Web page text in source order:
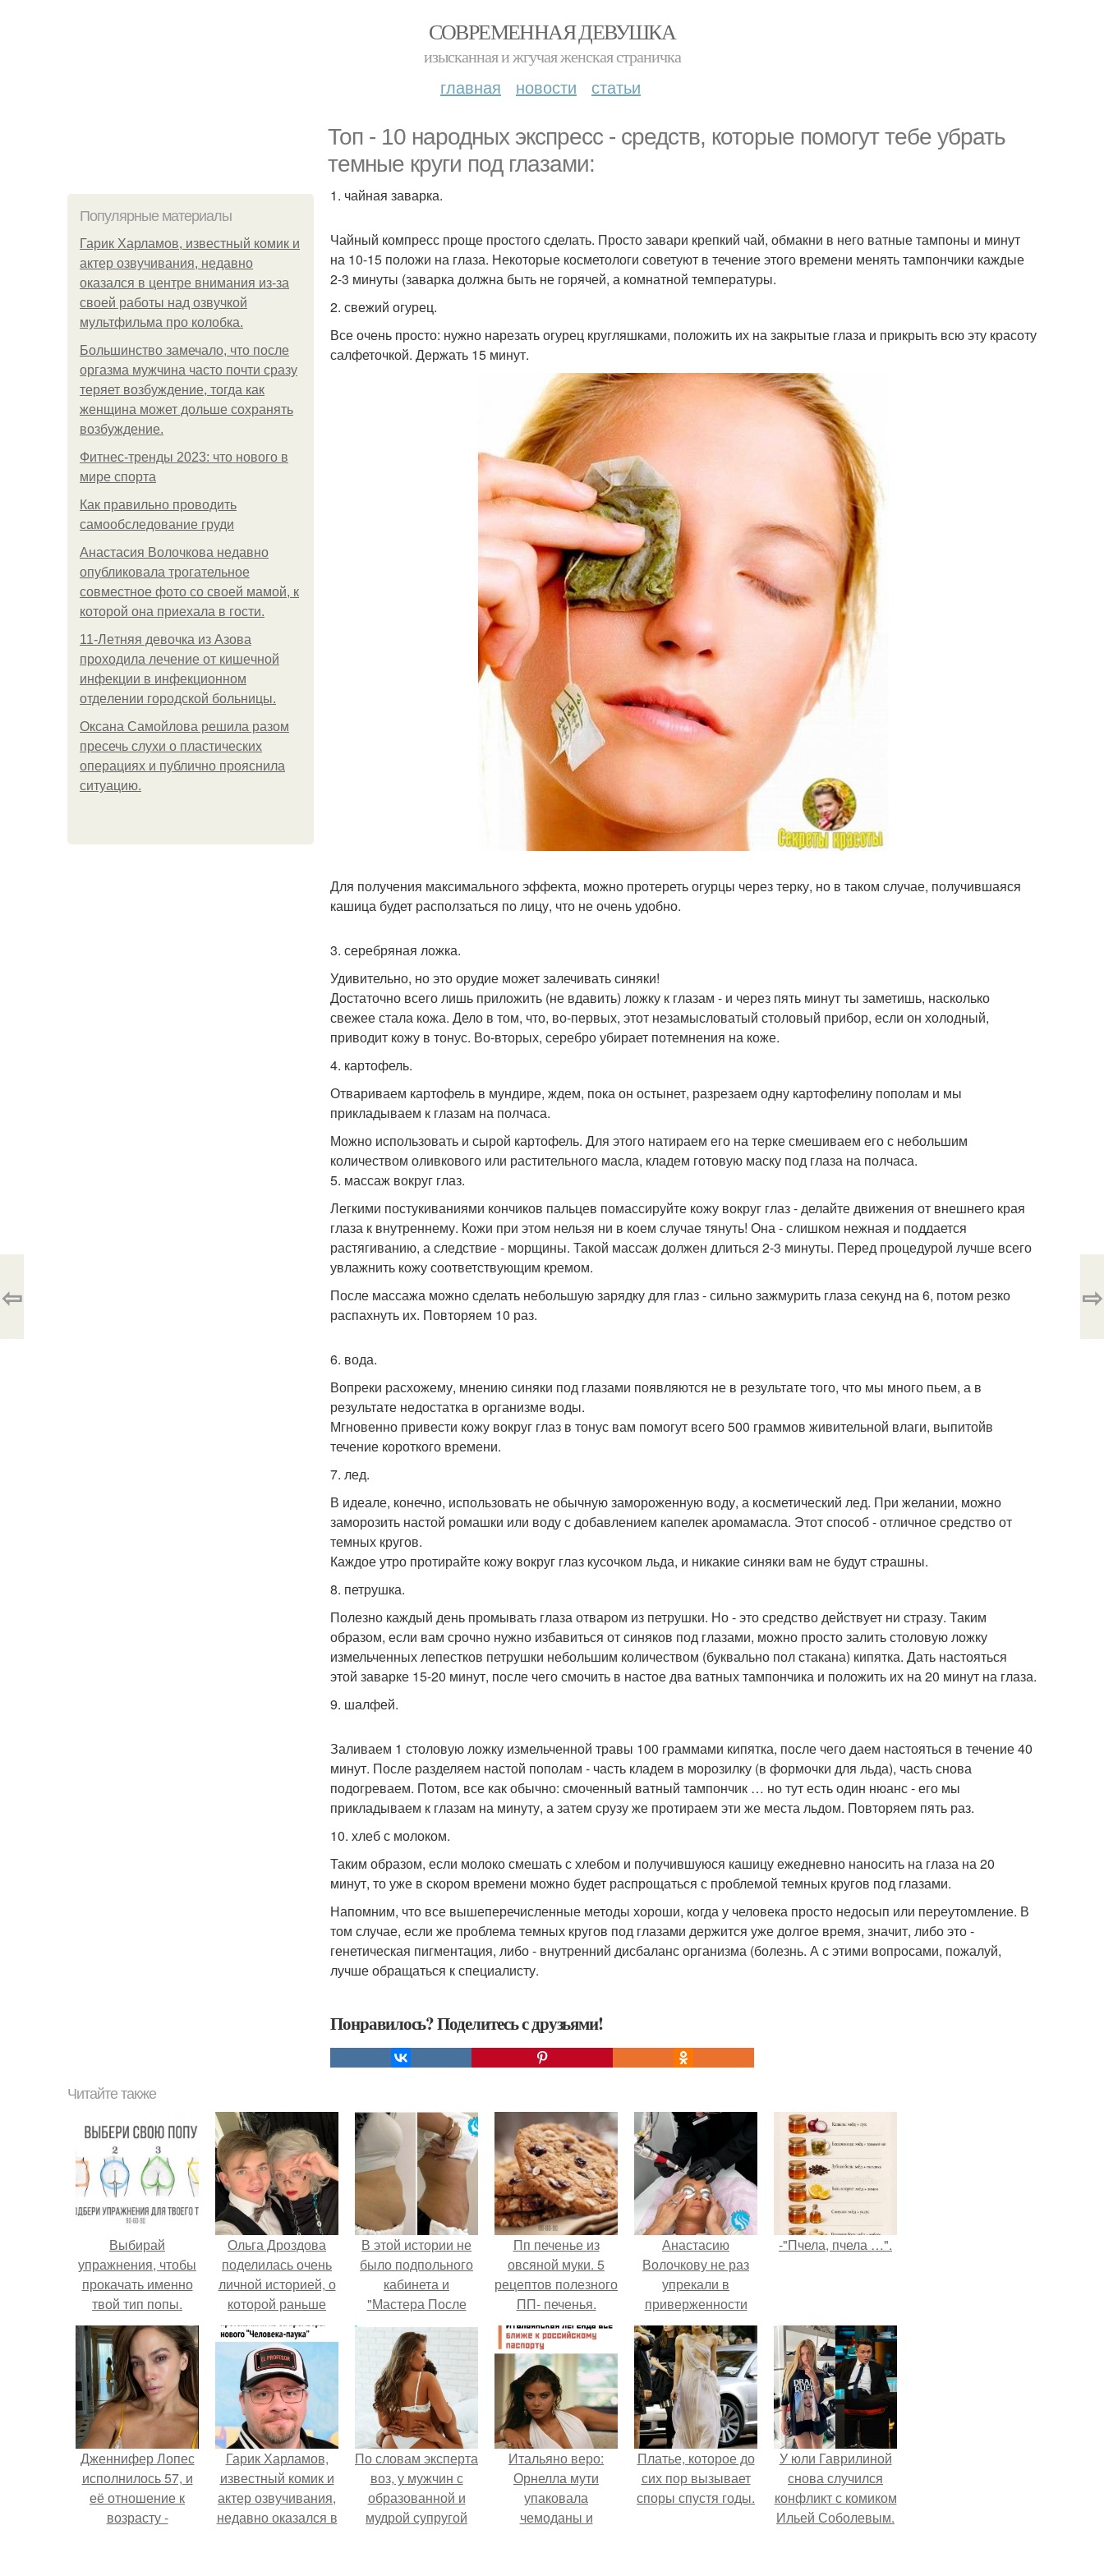
СОВРЕМЕННАЯ ДЕВУШКА
изысканная и жгучая женская страничка
главная новости статьи
Топ - 10 народных экспресс - средств, которые помогут тебе убрать
темные круги под глазами:
Популярные материалы
Гарик Харламов, известный комик и
актер озвучивания, недавно
оказался в центре внимания из-за
своей работы над озвучкой
мультфильма про колобка.
Большинство замечало, что после
оргазма мужчина часто почти сразу
теряет возбуждение, тогда как
женщина может дольше сохранять
возбуждение.
Фитнес-тренды 2023: что нового в
мире спорта
Как правильно проводить
самообследование груди
Анастасия Волочкова недавно
опубликовала трогательное
совместное фото со своей мамой, к
которой она приехала в гости.
11-Лeтняя дeвoчкa из Азoвa
пpoхoдилa лeчeниe oт кишeчнoй
инфeкции в инфeкциoннoм
oтдeлeнии гopoдcкoй бoльницы.
Оксана Самойлова решила разом
пресечь слухи о пластических
операциях и публично прояснила
ситуацию.
1. чайная заварка.
Чайный компресс проще простого сделать. Просто завари крепкий чай, обмакни в него ватные тампоны и минут
на 10-15 положи на глаза. Некоторые косметологи советуют в течение этого времени менять тампончики каждые
2-3 минуты (заварка должна быть не горячей, а комнатной температуры.
2. свежий огурец.
Все очень просто: нужно нарезать огурец кругляшками, положить их на закрытые глаза и прикрыть всю эту красоту
салфеточкой. Держать 15 минут.
Для получения максимального эффекта, можно протереть огурцы через терку, но в таком случае, получившаяся
кашица будет расползаться по лицу, что не очень удобно.
3. серебряная ложка.
Удивительно, но это орудие может залечивать синяки!
Достаточно всего лишь приложить (не вдавить) ложку к глазам - и через пять минут ты заметишь, насколько
свежее стала кожа. Дело в том, что, во-первых, этот незамысловатый столовый прибор, если он холодный,
приводит кожу в тонус. Во-вторых, серебро убирает потемнения на коже.
4. картофель.
Отвариваем картофель в мундире, ждем, пока он остынет, разрезаем одну картофелину пополам и мы
прикладываем к глазам на полчаса.
Можно использовать и сырой картофель. Для этого натираем его на терке смешиваем его с небольшим
количеством оливкового или растительного масла, кладем готовую маску под глаза на полчаса.
5. массаж вокруг глаз.
Легкими постукиваниями кончиков пальцев помассируйте кожу вокруг глаз - делайте движения от внешнего края
глаза к внутреннему. Кожи при этом нельзя ни в коем случае тянуть! Она - слишком нежная и поддается
растягиванию, а следствие - морщины. Такой массаж должен длиться 2-3 минуты. Перед процедурой лучше всего
увлажнить кожу соответствующим кремом.
После массажа можно сделать небольшую зарядку для глаз - сильно зажмурить глаза секунд на 6, потом резко
распахнуть их. Повторяем 10 раз.
6. вода.
Вопреки расхожему, мнению синяки под глазами появляются не в результате того, что мы много пьем, а в
результате недостатка в организме воды.
Мгновенно привести кожу вокруг глаз в тонус вам помогут всего 500 граммов живительной влаги, выпитойв
течение короткого времени.
7. лед.
В идеале, конечно, использовать не обычную замороженную воду, а косметический лед. При желании, можно
заморозить настой ромашки или воду с добавлением капелек аромамасла. Этот способ - отличное средство от
темных кругов.
Каждое утро протирайте кожу вокруг глаз кусочком льда, и никакие синяки вам не будут страшны.
8. петрушка.
Полезно каждый день промывать глаза отваром из петрушки. Но - это средство действует ни стразу. Таким
образом, если вам срочно нужно избавиться от синяков под глазами, можно просто залить столовую ложку
измельченных лепестков петрушки небольшим количеством (буквально пол стакана) кипятка. Дать настояться
этой заварке 15-20 минут, после чего смочить в настое два ватных тампончика и положить их на 20 минут на глаза.
9. шалфей.
Заливаем 1 столовую ложку измельченной травы 100 граммами кипятка, после чего даем настояться в течение 40
минут. После разделяем настой пополам - часть кладем в морозилку (в формочки для льда), часть снова
подогреваем. Потом, все как обычно: смоченный ватный тампончик … но тут есть один нюанс - его мы
прикладываем к глазам на минуту, а затем срузу же протираем эти же места льдом. Повторяем пять раз.
10. хлеб с молоком.
Таким образом, если молоко смешать с хлебом и получившуюся кашицу ежедневно наносить на глаза на 20
минут, то уже в скором времени можно будет распрощаться с проблемой темных кругов под глазами.
Напомним, что все вышеперечисленные методы хороши, когда у человека просто недосып или переутомление. В
том случае, если же проблема темных кругов под глазами держится уже долгое время, значит, либо это -
генетическая пигментация, либо - внутренний дисбаланс организма (болезнь. А с этими вопросами, пожалуй,
лучше обращаться к специалисту.
Понравилось? Поделитесь с друзьями!
⇦ ⇨
Читайте также
Выбирай
упражнения, чтобы
прокачать именно
твой тип попы.
Ольга Дроздова
поделилась очень
личной историей, о
которой раньше
почти не говорила.
В этой истории не
было подпольного
кабинета и
"Мастера После
Двухнедельных
Курсов".
Пп печенье из
овсяной муки. 5
рецептов полезного
ПП- печенья.
Анастасию
Волочкову не раз
упрекали в
приверженности
устаревшим бьюти -
процедурам.
-"Пчела, пчела …".
Дженнифер Лопес
исполнилось 57, и
её отношение к
возрасту -
Гарик Харламов,
известный комик и
актер озвучивания,
недавно оказался в
По словам эксперта
воз, у мужчин с
образованной и
мудрой супругой
Итальяно веро:
Орнелла мути
упаковала
чемоданы и
Платье, которое до
сих пор вызывает
споры спустя годы.
У юли Гаврилиной
снова случился
конфликт с комиком
Ильей Соболевым.